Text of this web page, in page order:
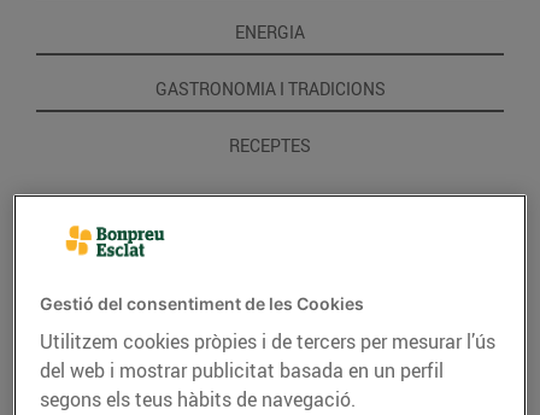
ENERGIA
GASTRONOMIA I TRADICIONS
RECEPTES
Gestió del consentiment de les Cookies
Utilitzem cookies pròpies i de tercers per mesurar l’ús
del web i mostrar publicitat basada en un perfil
segons els teus hàbits de navegació.